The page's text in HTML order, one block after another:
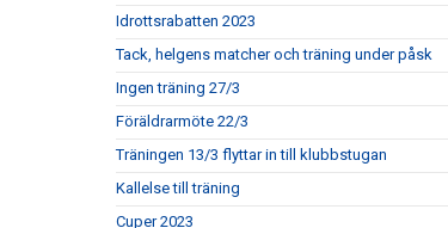
Idrottsrabatten 2023
Tack, helgens matcher och träning under påsk
Ingen träning 27/3
Föräldrarmöte 22/3
Träningen 13/3 flyttar in till klubbstugan
Kallelse till träning
Cuper 2023